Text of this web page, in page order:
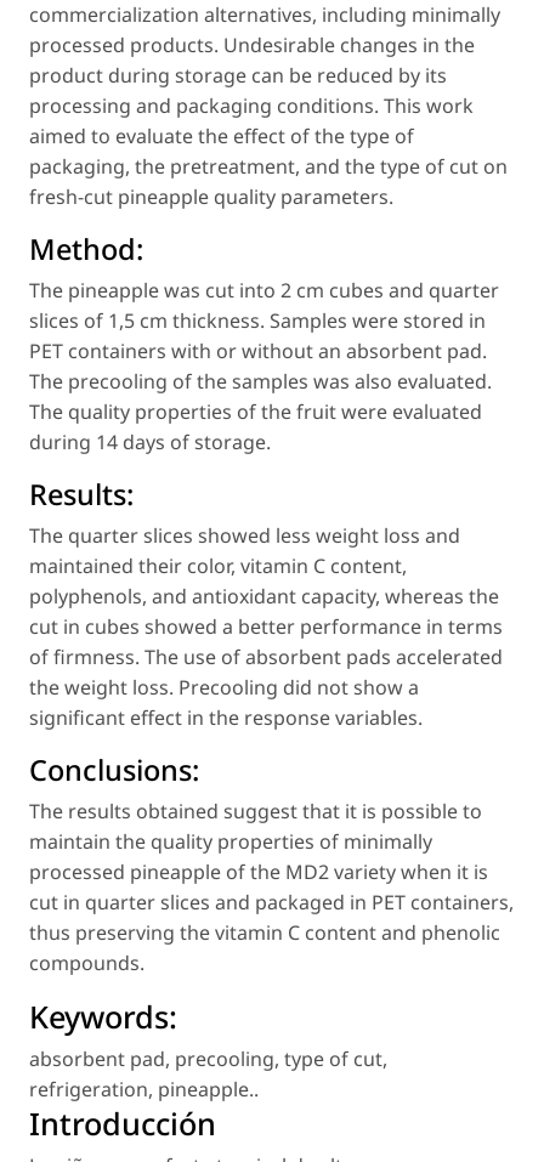
commercialization alternatives, including minimally
processed products. Undesirable changes in the
product during storage can be reduced by its
processing and packaging conditions. This work
aimed to evaluate the effect of the type of
packaging, the pretreatment, and the type of cut on
fresh-cut pineapple quality parameters.
Method:
The pineapple was cut into 2 cm cubes and quarter
slices of 1,5 cm thickness. Samples were stored in
PET containers with or without an absorbent pad.
The precooling of the samples was also evaluated.
The quality properties of the fruit were evaluated
during 14 days of storage.
Results:
The quarter slices showed less weight loss and
maintained their color, vitamin C content,
polyphenols, and antioxidant capacity, whereas the
cut in cubes showed a better performance in terms
of firmness. The use of absorbent pads accelerated
the weight loss. Precooling did not show a
significant effect in the response variables.
Conclusions:
The results obtained suggest that it is possible to
maintain the quality properties of minimally
processed pineapple of the MD2 variety when it is
cut in quarter slices and packaged in PET containers,
thus preserving the vitamin C content and phenolic
compounds.
Keywords:
absorbent pad, precooling, type of cut,
refrigeration, pineapple..
Introducción